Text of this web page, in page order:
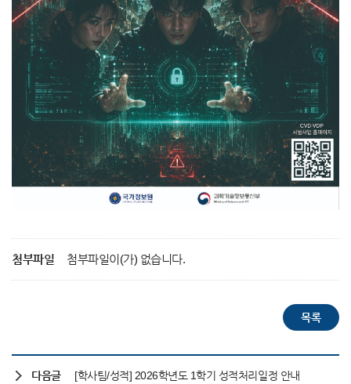
첨부파일 첨부파일이(가) 없습니다.
다음글 [학사팀/성적] 2026학년도 1학기 성적처리일정 안내